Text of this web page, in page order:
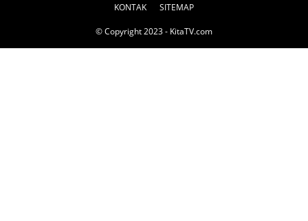
KONTAK
SITEMAP
© Copyright 2023 - KitaTV.com